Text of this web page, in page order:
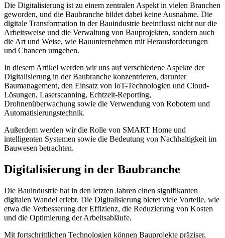
Die Digitalisierung ist zu einem zentralen Aspekt in vielen Branchen
geworden, und die Baubranche bildet dabei keine Ausnahme. Die
digitale Transformation in der Bauindustrie beeinflusst nicht nur die
Arbeitsweise und die Verwaltung von Bauprojekten, sondern auch
die Art und Weise, wie Bauunternehmen mit Herausforderungen
und Chancen umgehen.
In diesem Artikel werden wir uns auf verschiedene Aspekte der
Digitalisierung in der Baubranche konzentrieren, darunter
Baumanagement, den Einsatz von IoT-Technologien und Cloud-
Lösungen, Laserscanning, Echtzeit-Reporting,
Drohnenüberwachung sowie die Verwendung von Robotern und
Automatisierungstechnik.
Außerdem werden wir die Rolle von SMART Home und
intelligenten Systemen sowie die Bedeutung von Nachhaltigkeit im
Bauwesen betrachten.
Digitalisierung in der Baubranche
Die Bauindustrie hat in den letzten Jahren einen signifikanten
digitalen Wandel erlebt. Die Digitalisierung bietet viele Vorteile, wie
etwa die Verbesserung der Effizienz, die Reduzierung von Kosten
und die Optimierung der Arbeitsabläufe.
Mit fortschrittlichen Technologien können Bauprojekte präziser,